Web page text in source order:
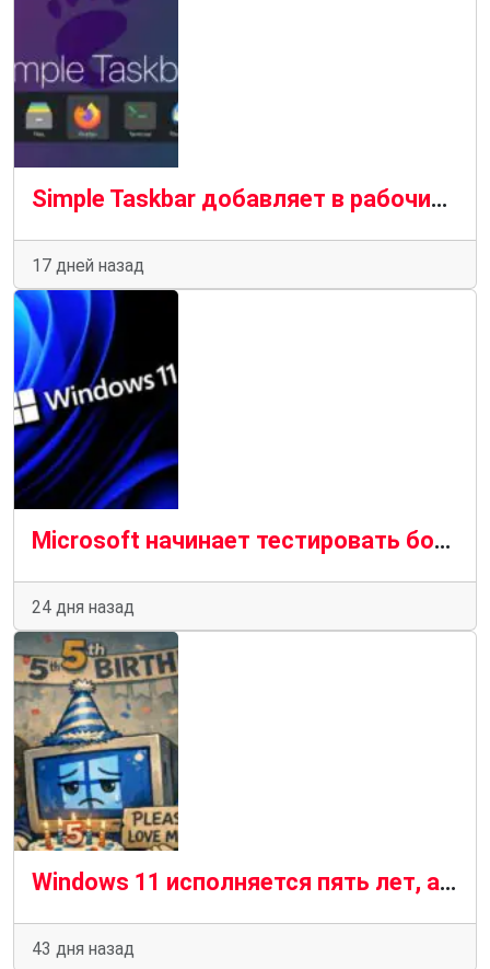
Simple Taskbar добавляет в рабочий стол GNOME панель задач, похожую на ту, что используется в Windows 11.
17 дней назад
Microsoft начинает тестировать более удобный поиск в Windows без рекламы
24 дня назад
Windows 11 исполняется пять лет, а доверие пользователей по-прежнему не завоевано
43 дня назад